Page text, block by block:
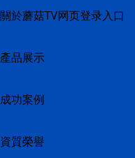
關於蘑菇TV网页登录入口
產品展示
成功案例
資質榮譽